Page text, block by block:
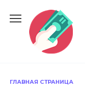
содержанию
ГЛАВНАЯ СТРАНИЦА